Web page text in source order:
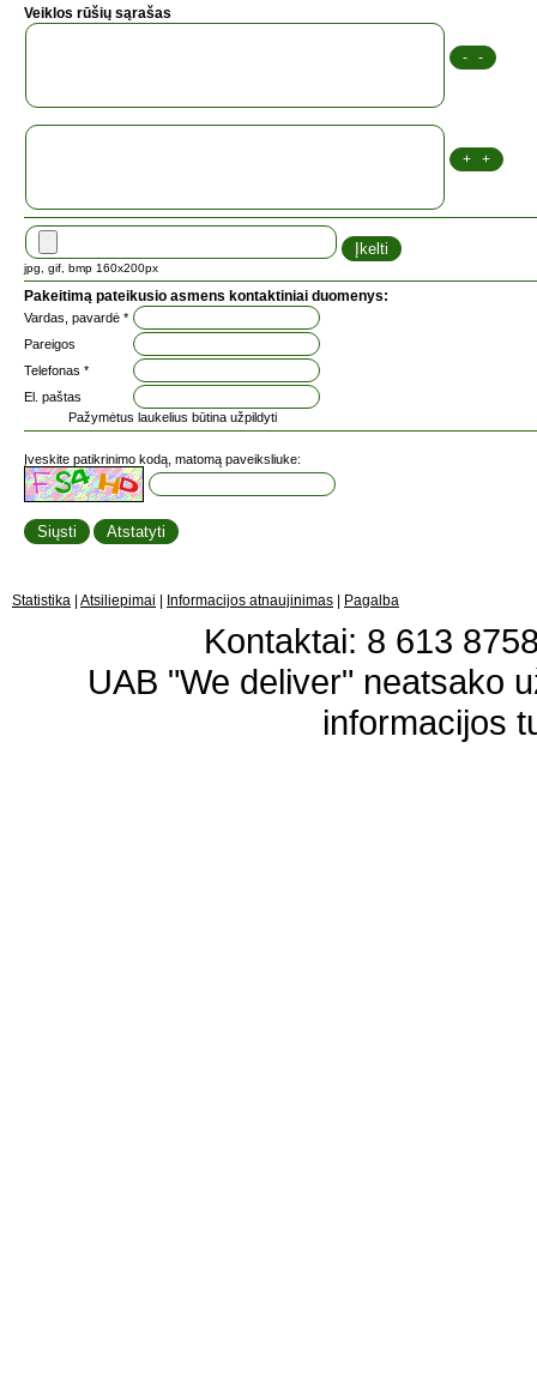
Veiklos rūšių sąrašas
jpg, gif, bmp 160x200px
Pakeitimą pateikusio asmens kontaktiniai duomenys:
Vardas, pavardė *
Pareigos
Telefonas *
El. paštas
Pažymėtus laukelius būtina užpildyti
Įveskite patikrinimo kodą, matomą paveiksliuke:
Statistika Atsiliepimai Informacijos atnaujinimas Pagalba
Kontaktai: 8 613
UAB "We deliver" neatsako
informacijos